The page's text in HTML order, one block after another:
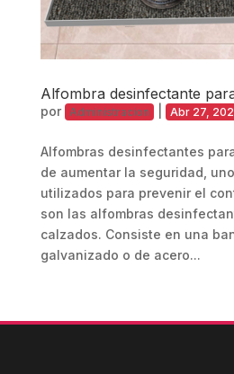
Alfombra desinfectante
por Administracion | Abr 27,
Alfombras desinfectantes
de aumentar la seguridad,
utilizados para prevenir el
son las alfombras
calzados. Consiste en una
galvanizado o de acero...